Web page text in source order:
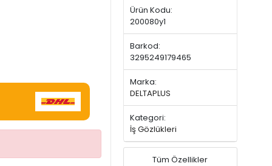
Ürün Kodu:
200080y1
Barkod:
3295249179465
Marka:
DELTAPLUS
Kategori:
İş Gözlükleri
Tüm Özellikler